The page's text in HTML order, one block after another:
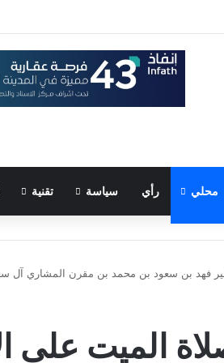
محلي رأي سياسة تقنية
فهد بن سعود بن محمد بن مقرن المشاري آل
الميت على